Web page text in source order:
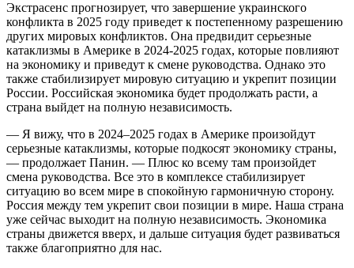
Экстрасенс прогнозирует, что завершение украинского
конфликта в 2025 году приведет к постепенному разрешению
других мировых конфликтов. Она предвидит серьезные
катаклизмы в Америке в 2024-2025 годах, которые повлияют
на экономику и приведут к смене руководства. Однако это
также стабилизирует мировую ситуацию и укрепит позиции
России. Российская экономика будет продолжать расти, а
страна выйдет на полную независимость.
— Я вижу, что в 2024–2025 годах в Америке произойдут
серьезные катаклизмы, которые подкосят экономику страны,
— продолжает Панин. — Плюс ко всему там произойдет
смена руководства. Все это в комплексе стабилизирует
ситуацию во всем мире в спокойную гармоничную сторону.
Россия между тем укрепит свои позиции в мире. Наша страна
уже сейчас выходит на полную независимость. Экономика
страны движется вверх, и дальше ситуация будет развиваться
также благоприятно для нас.